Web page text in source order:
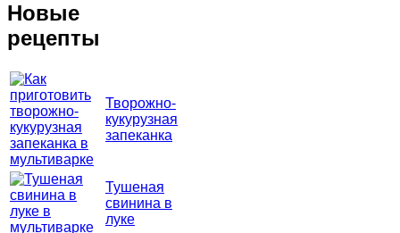
Новые
рецепты
Творожно-
кукурузная
запеканка
Тушеная
свинина в
луке